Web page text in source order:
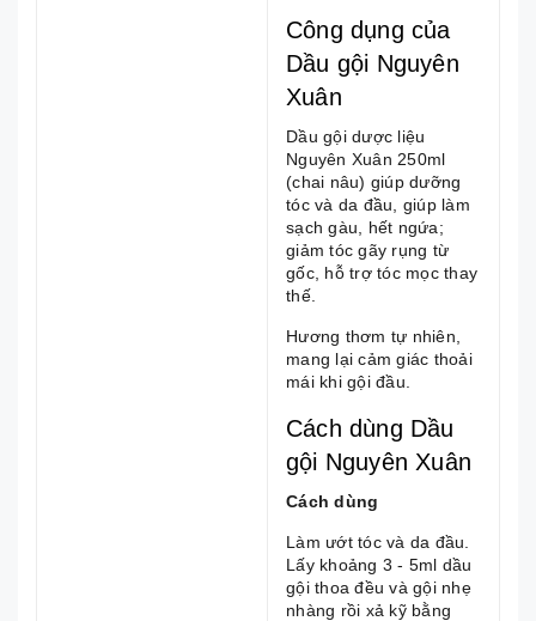
Công dụng của
Dầu gội Nguyên
Xuân
Dầu gội dược liệu
Nguyên Xuân 250ml
(chai nâu) giúp dưỡng
tóc và da đầu, giúp làm
sạch gàu, hết ngứa;
giảm tóc gãy rụng từ
gốc, hỗ trợ tóc mọc thay
thế.
Hương thơm tự nhiên,
mang lại cảm giác thoải
mái khi gội đầu.
Cách dùng Dầu
gội Nguyên Xuân
Cách dùng
Làm ướt tóc và da đầu.
Lấy khoảng 3 - 5ml dầu
gội thoa đều và gội nhẹ
nhàng rồi xả kỹ bằng